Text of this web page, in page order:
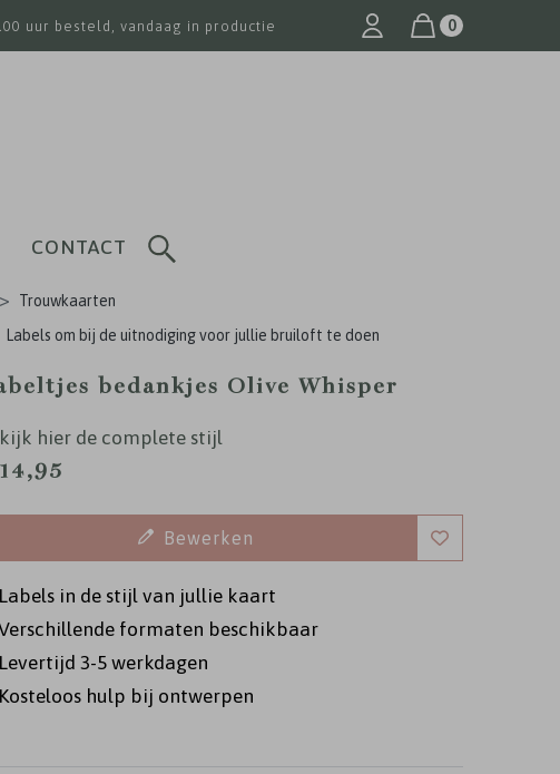
uur besteld, vandaag in productie 0
CONTACT
Trouwkaarten
Labels om bij de uitnodiging voor jullie bruiloft te doen
bedankjes Olive Whisper
hier de complete stijl
Bewerken
Labels in de stijl van jullie kaart
formaten beschikbaar
Levertijd 3-5 werkdagen
Kosteloos hulp bij ontwerpen